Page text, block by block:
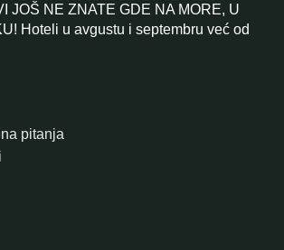
JOŠ NE ZNATE GDE NA MORE, U
Hoteli u avgustu i septembru već od
pitanja